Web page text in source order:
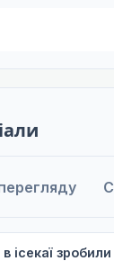
в ісекаї